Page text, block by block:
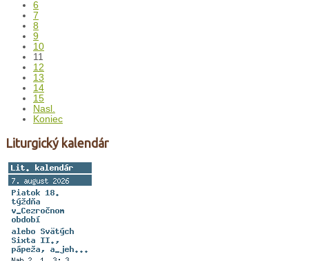
6
7
8
9
10
11
12
13
14
15
Nasl.
Koniec
Liturgický kalendár